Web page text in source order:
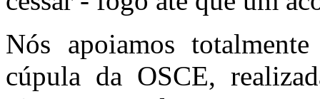
Nós apoiamos
cúpula da OSCE,